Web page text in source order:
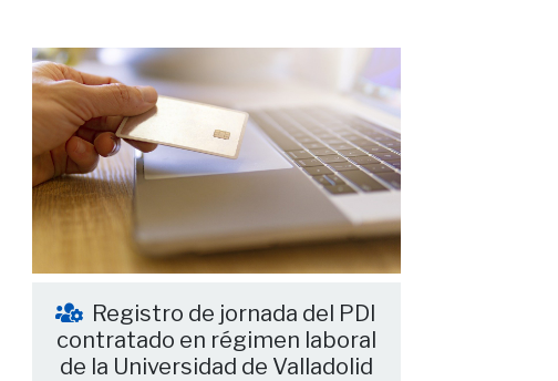
Registro de jornada del PDI
contratado en régimen laboral
de la Universidad de Valladolid